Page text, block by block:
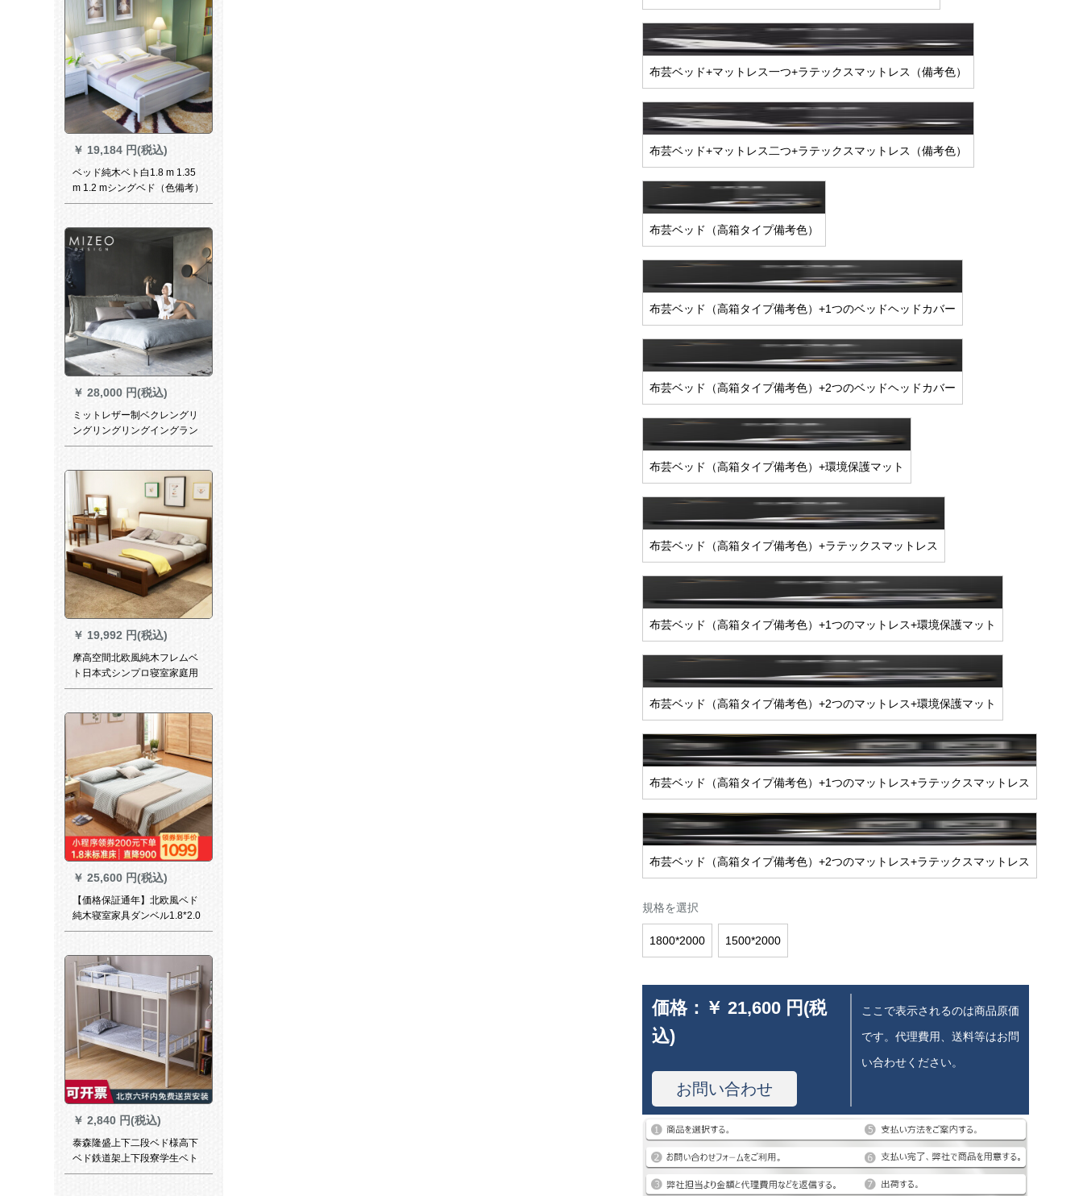
1900（フレベルドール）
￥ 19,184 円(税込)
ベッド純木ベト白1.8 m 1.35
m 1.2 mシングベド（色備考）
1000*2000フレム構造
￥ 28,000 円(税込)
ミットレザー制ベクレングリ
ングリングリングイングラン
ド工业风室家具の色はカース
ック【契約牛革】1.5*2.0 m
￥ 19,992 円(税込)
摩高空間北欧風純木フレムベ
ト日本式シンプロ寝室家庭用
ダブベルマット·ファラッド
￥ 25,600 円(税込)
【価格保証通年】北欧風ベド
純木寝室家具ダンベル1.8*2.0
ベド+ココナッツッツッツ
￥ 2,840 円(税込)
泰森隆盛上下二段ベド様高下
ベド鉄道架上下段寮学生ベト
ド工事現場鉄架ベトド組合特
布芸ベッド+マットレス一つ+ラテックスマットレス（備考色）
布芸ベッド+マットレス二つ+ラテックスマットレス（備考色）
布芸ベッド（高箱タイプ備考色）
布芸ベッド（高箱タイプ備考色）+1つのベッドヘッドカバー
布芸ベッド（高箱タイプ備考色）+2つのベッドヘッドカバー
布芸ベッド（高箱タイプ備考色）+環境保護マット
布芸ベッド（高箱タイプ備考色）+ラテックスマットレス
布芸ベッド（高箱タイプ備考色）+1つのマットレス+環境保護マット
布芸ベッド（高箱タイプ備考色）+2つのマットレス+環境保護マット
布芸ベッド（高箱タイプ備考色）+1つのマットレス+ラテックスマットレス
布芸ベッド（高箱タイプ備考色）+2つのマットレス+ラテックスマットレス
規格を選択
1800*2000 1500*2000
価格： ￥ 21,600 円(税
込)
お問い合わせ
ここで表示されるのは商品原価
です。代理費用、送料等はお問
い合わせください。